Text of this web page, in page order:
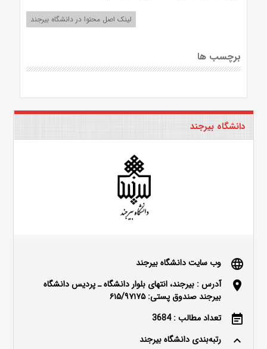
لینک اصل محتوا در دانشگاه بیرجند
برچسب ها
دانشگاه بیرجند
language وب سایت دانشگاه بیرجند
location_on
آدرس : بیرجند، انتهای بلوار دانشگاه ـ پردیس دانشگاه
بیرجند صندوق پستی: ۶۱۵/۹۷۱۷۵
event_note تعداد مطالب : 3684
keyboard_arrow_up رتبه‌بندی دانشگاه بیرجند